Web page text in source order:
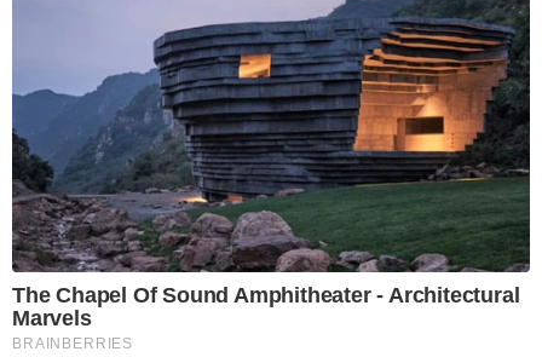
The Chapel Of Sound Amphitheater - Architectural
Marvels
BRAINBERRIES